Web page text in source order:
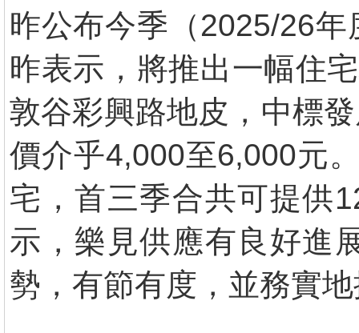
昨公布今季（2025/26
昨表示，將推出一幅住
敦谷彩興路地皮，中標
價介乎4,000至6,000元
宅，首三季合共可提供
示，樂見供應有良好進
勢，有節有度，並務實